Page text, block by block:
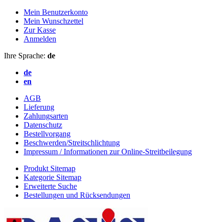
Mein Benutzerkonto
Mein Wunschzettel
Zur Kasse
Anmelden
Ihre Sprache: de
de
en
AGB
Lieferung
Zahlungsarten
Datenschutz
Bestellvorgang
Beschwerden/Streitschlichtung
Impressum / Informationen zur Online-Streitbeilegung
Produkt Sitemap
Kategorie Sitemap
Erweiterte Suche
Bestellungen und Rücksendungen